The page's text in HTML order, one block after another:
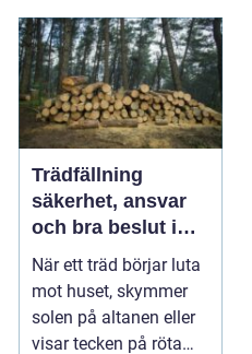
Trädfällning
säkerhet, ansvar
och bra beslut i
trädgården
När ett träd börjar luta
mot huset, skymmer
solen på altanen eller
visar tecken på röta